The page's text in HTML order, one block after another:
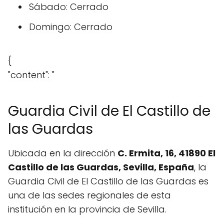
Sábado: Cerrado
Domingo: Cerrado
{
"content": "
Guardia Civil de El Castillo de
las Guardas
Ubicada en la dirección C. Ermita, 16, 41890 El
Castillo de las Guardas, Sevilla, España, la
Guardia Civil de El Castillo de las Guardas es
una de las sedes regionales de esta
institución en la provincia de Sevilla.